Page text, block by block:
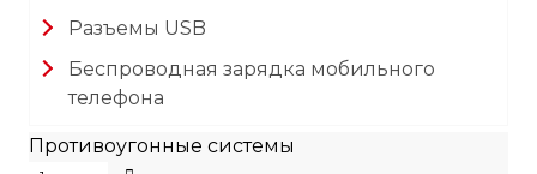
Разъемы USB
Беспроводная зарядка мобильного
телефона
Противоугонные системы